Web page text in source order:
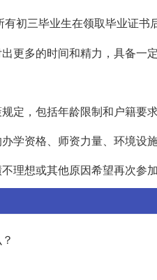
有初三毕业生在领取毕业证书
更多的时间和精力，具备一
定，包括年龄限制和户籍要求
学资格、师资力量、环境设施
理想或其他原因希望再次参